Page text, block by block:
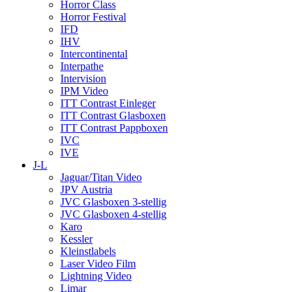
Horror Class
Horror Festival
IFD
IHV
Intercontinental
Interpathe
Intervision
IPM Video
ITT Contrast Einleger
ITT Contrast Glasboxen
ITT Contrast Pappboxen
IVC
IVE
J-L
Jaguar/Titan Video
JPV Austria
JVC Glasboxen 3-stellig
JVC Glasboxen 4-stellig
Karo
Kessler
Kleinstlabels
Laser Video Film
Lightning Video
Limar